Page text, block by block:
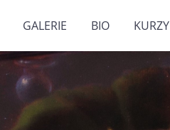
GALERIE BIO KURZY